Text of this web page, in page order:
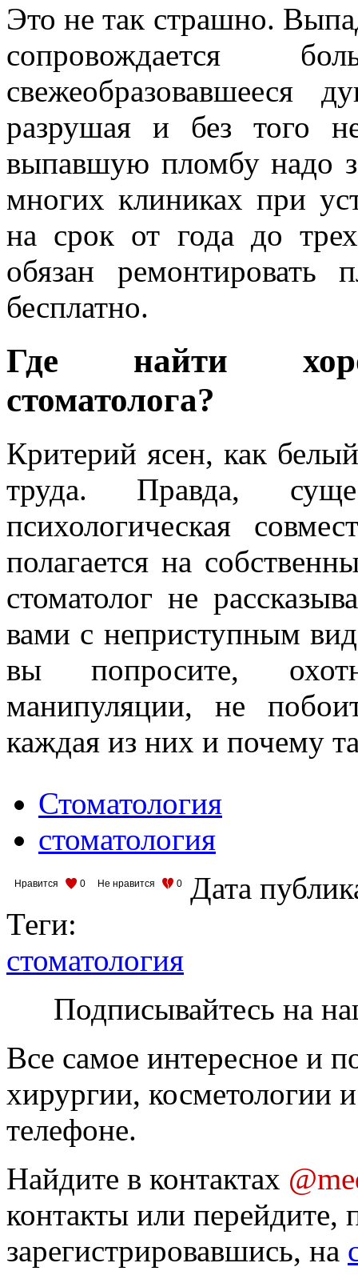
Это не так страшно.
свежеобразовавшееся
разрушая и без того
выпавшую пломбу надо
многих клиниках при
на срок от года до
обязан
бесплатно.
Где найти
стоматолога?
Критерий ясен, как
труда. Правда,
психологическая
полагается на
стоматолог не
вами с неприступным
вы попросите,
манипуляции, не
каждая из них и почему
Стоматология
стоматология
Нравится 0 Не нравится 0
Дата
Теги:
стоматология
Подписывайтесь на
Все самое интересное и
хирургии, косметологии
телефоне.
Найдите в контактах
контакты или перейдите,
зарегистрировавшись, на